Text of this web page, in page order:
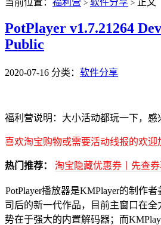
当前位置： 福利营 > 软件分享 > 正文
PotPlayer v1.7.21264
Public
2020-07-16 分类： 软件分享
福利营说明：大小活动都玩一下，感
喜欢淘宝购物或需要活动线报的欢迎
热门推荐： 淘宝隐藏优惠券丨先查
PotPlayer播放器是KMPlayer的制作
司后的新一代作品，目前主窗口在全
势在于强大的内置解码器；而